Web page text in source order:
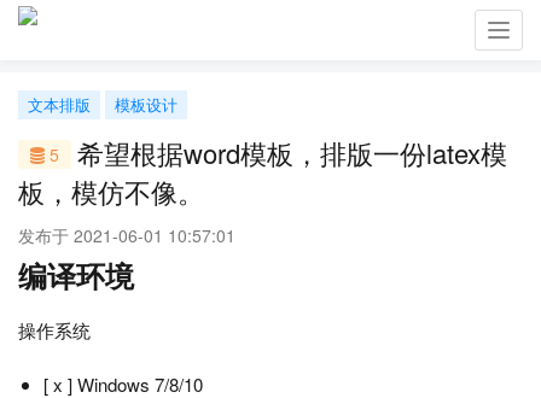
文本排版 模板设计
5
希望根据word模板，排版一份latex模
板，模仿不像。
发布于 2021-06-01 10:57:01
编译环境
操作系统
[ x ] Windows 7/8/10